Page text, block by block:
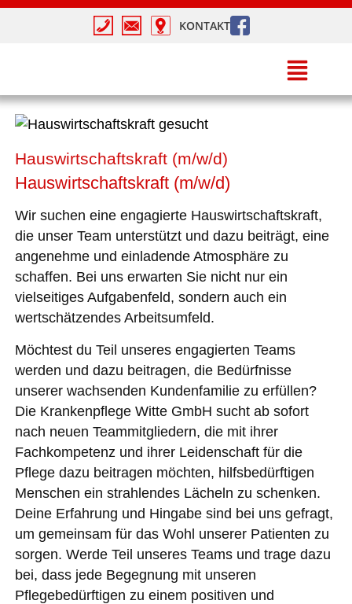
KONTAKT
Hauswirtschaftskraft (m/w/d)
Hauswirtschaftskraft (m/w/d)
Wir suchen eine engagierte Hauswirtschaftskraft,
die unser Team unterstützt und dazu beiträgt, eine
angenehme und einladende Atmosphäre zu
schaffen. Bei uns erwarten Sie nicht nur ein
vielseitiges Aufgabenfeld, sondern auch ein
wertschätzendes Arbeitsumfeld.
Möchtest du Teil unseres engagierten Teams
werden und dazu beitragen, die Bedürfnisse
unserer wachsenden Kundenfamilie zu erfüllen?
Die Krankenpflege Witte GmbH sucht ab sofort
nach neuen Teammitgliedern, die mit ihrer
Fachkompetenz und ihrer Leidenschaft für die
Pflege dazu beitragen möchten, hilfsbedürftigen
Menschen ein strahlendes Lächeln zu schenken.
Deine Erfahrung und Hingabe sind bei uns gefragt,
um gemeinsam für das Wohl unserer Patienten zu
sorgen. Werde Teil unseres Teams und trage dazu
bei, dass jede Begegnung mit unseren
Pflegebedürftigen zu einem positiven und